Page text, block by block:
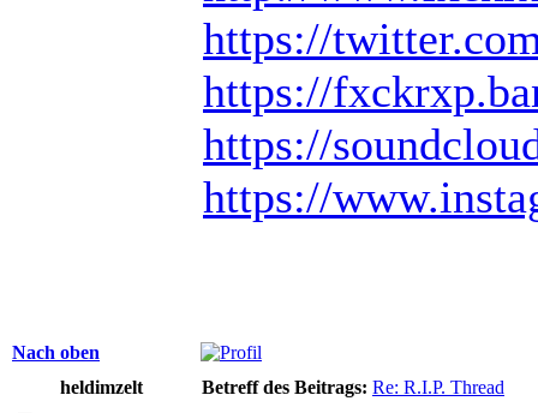
https://
https://
https://
https://
Nach oben
heldimzelt
Betreff des Beitrags: Re: R.I.P. Thread